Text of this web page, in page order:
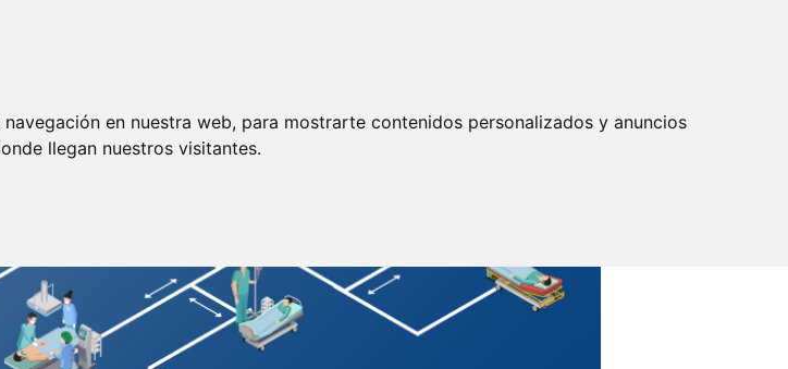
en nuestra web, para mostrarte contenidos personalizados y anuncios
llegan nuestros visitantes.